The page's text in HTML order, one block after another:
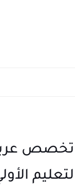
التوازيع المجالية للمستوى الأول